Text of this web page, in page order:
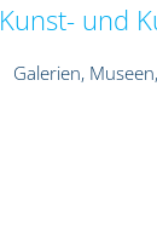
Kunst- und
Galerien,